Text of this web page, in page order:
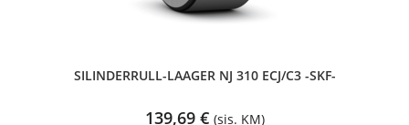
SILINDERRULL-LAAGER NJ 310 ECJ/C3 -SKF-
139,69 € (sis. KM)